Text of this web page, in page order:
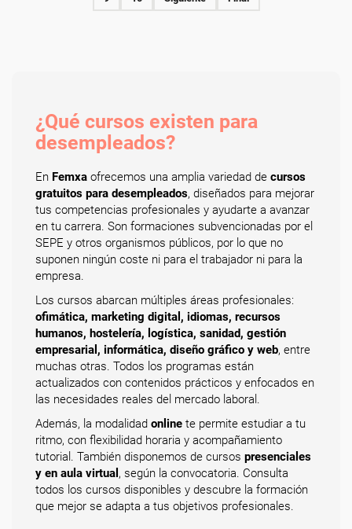
¿Qué cursos existen para
desempleados?
En Femxa ofrecemos una amplia variedad de cursos
gratuitos para desempleados, diseñados para mejorar
tus competencias profesionales y ayudarte a avanzar
en tu carrera. Son formaciones subvencionadas por el
SEPE y otros organismos públicos, por lo que no
suponen ningún coste ni para el trabajador ni para la
empresa.
Los cursos abarcan múltiples áreas profesionales:
ofimática, marketing digital, idiomas, recursos
humanos, hostelería, logística, sanidad, gestión
empresarial, informática, diseño gráfico y web, entre
muchas otras. Todos los programas están
actualizados con contenidos prácticos y enfocados en
las necesidades reales del mercado laboral.
Además, la modalidad online te permite estudiar a tu
ritmo, con flexibilidad horaria y acompañamiento
tutorial. También disponemos de cursos presenciales
y en aula virtual , según la convocatoria. Consulta
todos los cursos disponibles y descubre la formación
que mejor se adapta a tus objetivos profesionales.